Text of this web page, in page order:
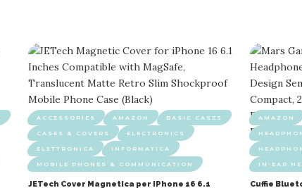
ACCESSORIES AMAZON BASIC CASES
CASES & COVERS ELECTRONICS
ELETTRONICA INFORMATICA
MOBILE PHONES & COMMUNICATION
JETech Cover Magnetica per iPhone 16 6.1
AMAZON
IN-EAR
Cuffie